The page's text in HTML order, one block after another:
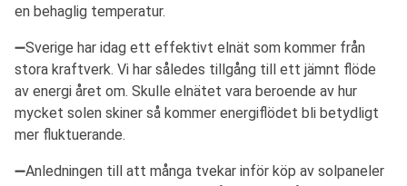
en behaglig temperatur.
➖Sverige har idag ett effektivt elnät som kommer från
stora kraftverk. Vi har således tillgång till ett jämnt flöde
av energi året om. Skulle elnätet vara beroende av hur
mycket solen skiner så kommer energiflödet bli betydligt
mer fluktuerande.
➖Anledningen till att många tvekar inför köp av solpaneler